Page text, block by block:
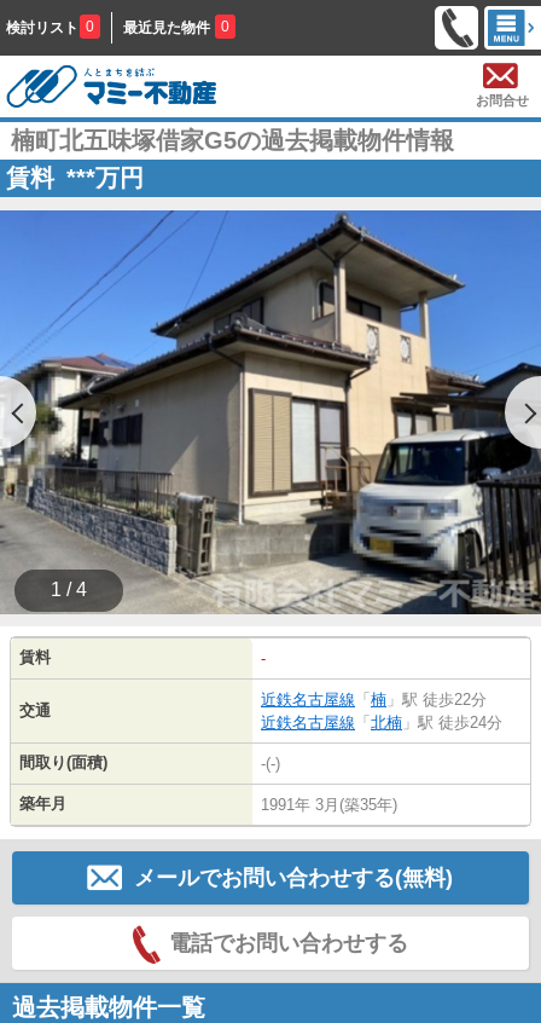
検討リスト 0 最近見た物件 0
お問合せ
楠町北五味塚借家G5の過去掲載物件情報
賃料 ***万円
1 / 4
賃料 -
交通
近鉄名古屋線 「 楠 」駅 徒歩22分
近鉄名古屋線 「 北楠 」駅 徒歩24分
間取り(面積) -(-)
築年月 1991年 3月(築35年)
メールでお問い合わせする(無料)
電話でお問い合わせする
過去掲載物件一覧